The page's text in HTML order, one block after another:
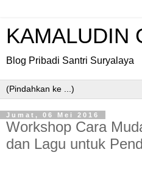
KAMALUDIN
Blog Pribadi Santri Suryalaya
Jumat, 06 Mei 2016
Workshop Cara
dan Lagu untuk